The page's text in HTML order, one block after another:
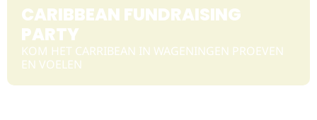
CARIBBEAN FUNDRAISING
PARTY
KOM HET CARRIBEAN IN WAGENINGEN PROEVEN
EN VOELEN